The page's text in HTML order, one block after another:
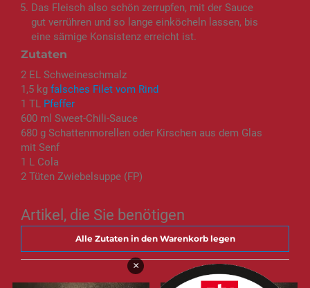
Zutaten
2 EL Schweineschmalz
1,5 kg falsches Filet vom Rind
1 TL Pfeffer
600 ml Sweet-Chili-Sauce
680 g Schattenmorellen oder Kirschen aus dem Glas
mit Senf
1 L Cola
2 Tüten Zwiebelsuppe (FP)
Das Fleisch also schön zerrupfen, mit der Sauce
gut verrühren und so lange einköcheln lassen, bis
eine sämige Konsistenz erreicht ist.
Artikel, die Sie benötigen
Alle Zutaten in den Warenkorb legen
×